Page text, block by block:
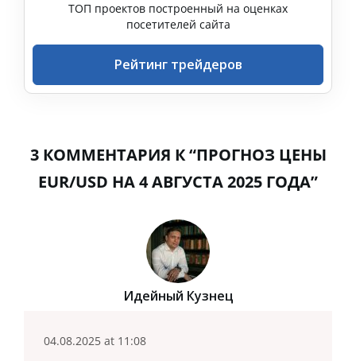
ТОП проектов построенный на оценках
посетителей сайта
Рейтинг трейдеров
3 КОММЕНТАРИЯ К “ПРОГНОЗ ЦЕНЫ
EUR/USD НА 4 АВГУСТА 2025 ГОДА”
Идейный Кузнец
04.08.2025 at 11:08